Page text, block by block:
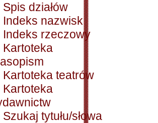
Spis działów
Indeks nazwisk
Indeks rzeczowy
Kartoteka
Kartoteka teatrów
Kartoteka
Szukaj tytułu/słowa